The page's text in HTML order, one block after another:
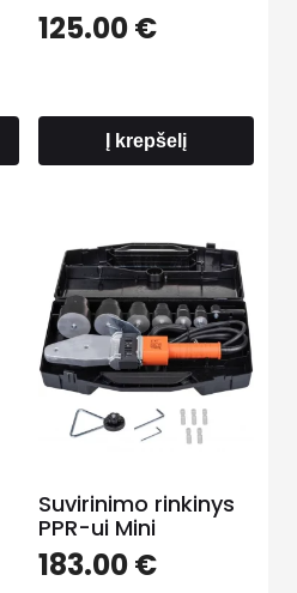
range:
5.60 €
125.00€
Į krepšelį
Suvirinimo rinkinys
PPR-ui Mini
183.00€